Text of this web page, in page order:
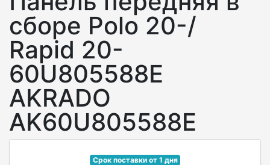
сборе Polo 20-/
Rapid 20-
60U805588E
AKRADO
AK60U805588E
Срок поставки от 1 дня